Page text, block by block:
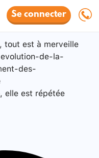
Se connecter
est à merveille
de-la-
des-
elle est répétée